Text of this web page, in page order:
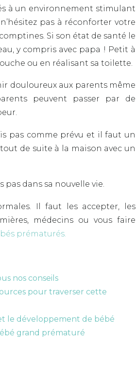
à un environnement stimulant
pas à réconforter votre
Si son état de santé le
y compris avec papa ! Petit à
ou en réalisant sa toilette.
douloureux aux parents même
peuvent passer par de
pas comme prévu et il faut un
de suite à la maison avec un
pas dans sa nouvelle vie.
Il faut les accepter, les
médecins ou vous faire
prématurés.
nos conseils
pour traverser cette
le développement de bébé
grand prématuré